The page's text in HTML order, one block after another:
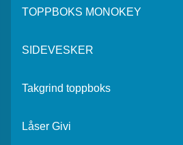
TOPPBOKS MONOKEY
SIDEVESKER
Takgrind toppboks
Låser Givi